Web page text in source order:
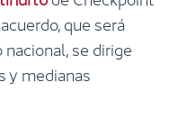
que será
se dirige
y medianas